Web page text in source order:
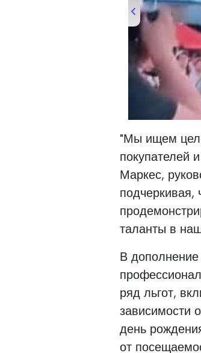
00:00
"Мы ищем
покупателей
Маркес,
подчеркивая,
таланты в
В дополнение
ряд льгот,
зависимости
день
от